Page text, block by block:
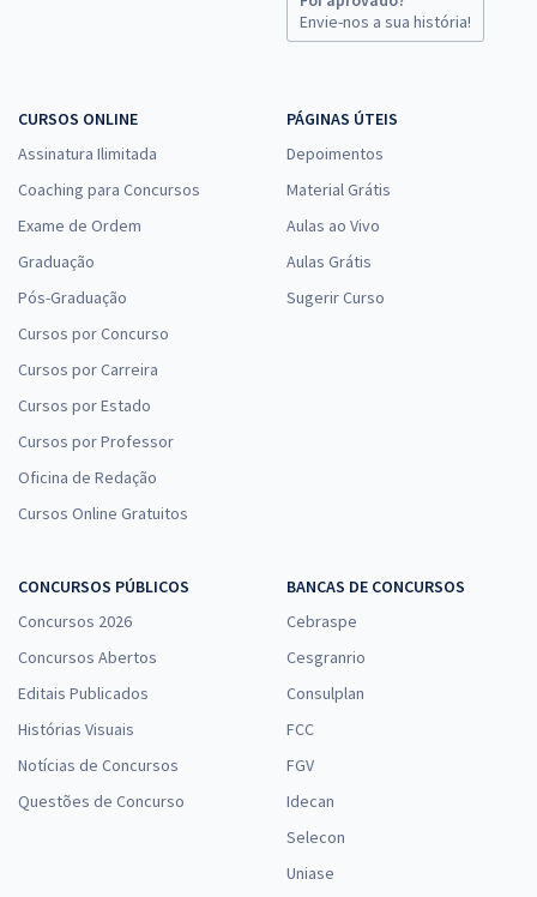
Envie-nos a sua história!
CURSOS ONLINE
Assinatura Ilimitada
Coaching para Concursos
Exame de Ordem
Graduação
Pós-Graduação
Cursos por Concurso
Cursos por Carreira
Cursos por Estado
Cursos por Professor
Oficina de Redação
Cursos Online Gratuitos
PÁGINAS ÚTEIS
Depoimentos
Material Grátis
Aulas ao Vivo
Aulas Grátis
Sugerir Curso
CONCURSOS PÚBLICOS
Concursos 2026
Concursos Abertos
Editais Publicados
Histórias Visuais
Notícias de Concursos
Questões de Concurso
BANCAS DE CONCURSOS
Cebraspe
Cesgranrio
Consulplan
FCC
FGV
Idecan
Selecon
Uniase